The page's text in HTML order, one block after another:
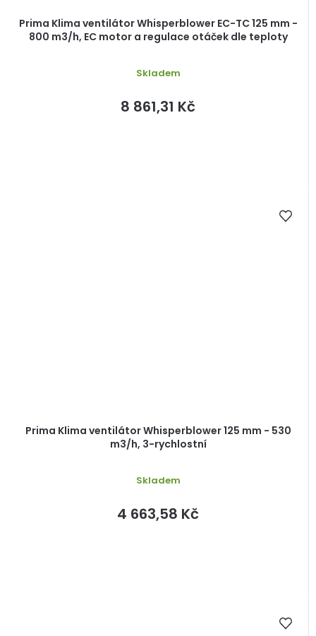
Prima Klima ventilátor Whisperblower EC-TC 125 mm -
800 m3/h, EC motor a regulace otáček dle teploty
Skladem
8 861,31 Kč
Prima Klima ventilátor Whisperblower 125 mm - 530
m3/h, 3-rychlostní
Skladem
4 663,58 Kč